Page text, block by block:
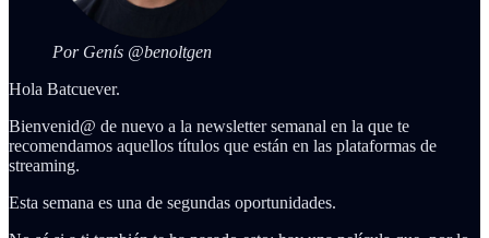
Por Genís @benoltgen
Hola Batcuever.
Bienvenid@ de nuevo a la newsletter semanal en la que te
recomendamos aquellos títulos que están en las plataformas de
streaming.
Esta semana es una de segundas oportunidades.